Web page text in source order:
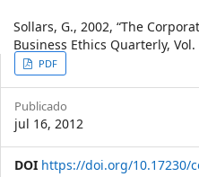
Sollars, G., 2002, “The
Business Ethics Quarterly,
Article
Sidebar
PDF
Publicado
jul 16, 2012
DOI https://doi.org/10.17230/